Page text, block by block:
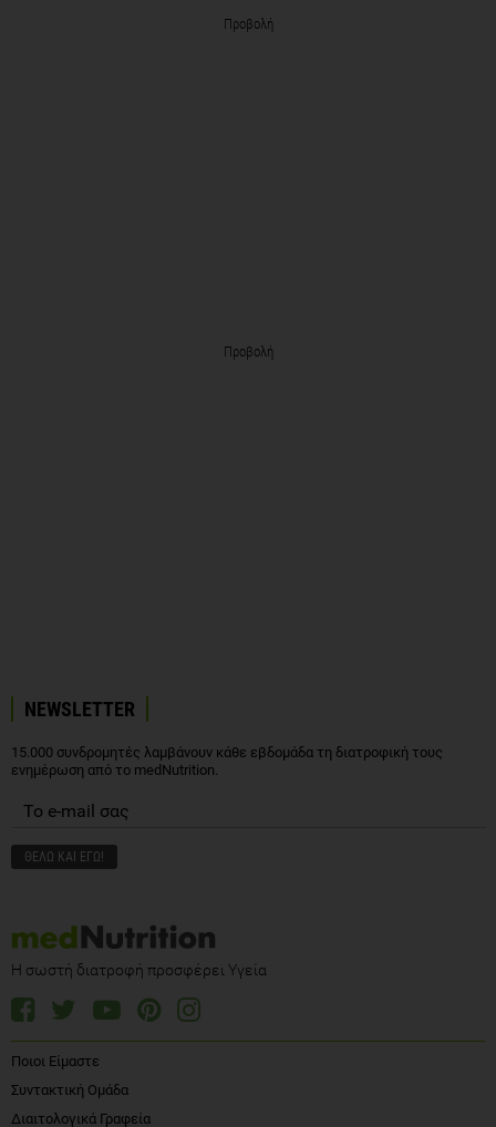
Προβολή
Προβολή
NEWSLETTER
15.000 συνδρομητές λαμβάνουν κάθε εβδομάδα τη διατροφική τους
ενημέρωση από το medNutrition.
Η σωστή διατροφή προσφέρει Υγεία
Ποιοι Είμαστε
Συντακτική Ομάδα
Διαιτολογικά Γραφεία